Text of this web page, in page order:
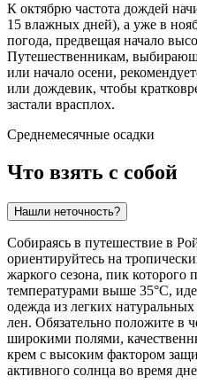
К октябрю частота дождей
15 влажных дней), а уже в
погода, предвещая начало
Путешественникам,
или начало осени,
или дождевик, чтобы
застали врасплох.
Среднемесячные осадки
Что взять с собой
Нашли неточность?
Собираясь в путешествие в
ориентируйтесь на
жаркого сезона, пик которого
температурами выше 35°C,
одежда из легких
лен. Обязательно положите в
широкими полями,
крем с высоким фактором
активного солнца во время